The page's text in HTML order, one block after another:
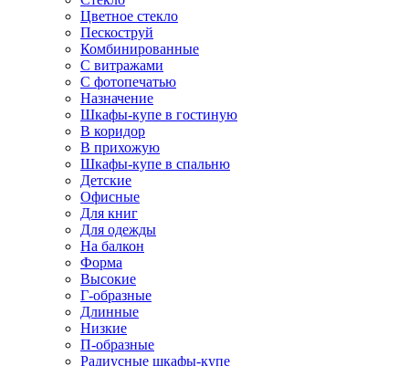
Цветное стекло
Пескоструй
Комбинированные
С витражами
С фотопечатью
Назначение
Шкафы-купе в гостиную
В коридор
В прихожую
Шкафы-купе в спальню
Детские
Офисные
Для книг
Для одежды
На балкон
Форма
Высокие
Г-образные
Длинные
Низкие
П-образные
Радиусные шкафы-купе